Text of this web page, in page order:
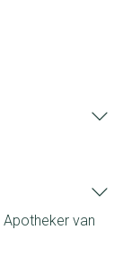
Apotheker van